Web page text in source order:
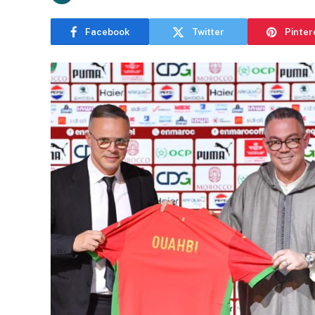
Facebook Twitter